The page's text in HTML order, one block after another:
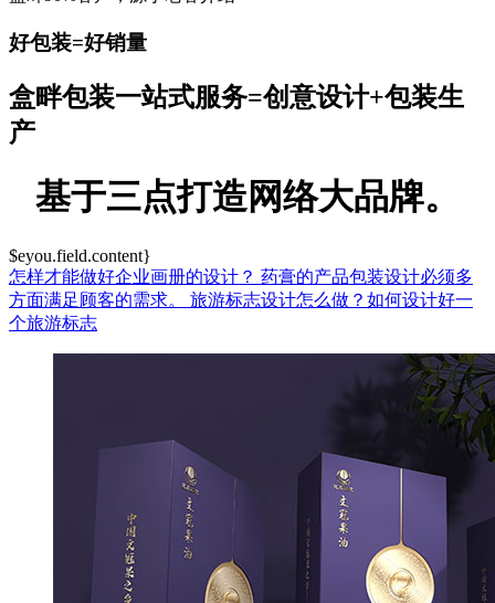
好包装=好销量
盒畔包装一站式服务=创意设计+包装生
产
基于三点打造网络大品牌。
$eyou.field.content}
怎样才能做好企业画册的设计？ 药膏的产品包装设计必须多
方面满足顾客的需求。 旅游标志设计怎么做？如何设计好一
个旅游标志